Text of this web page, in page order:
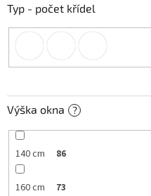
Typ - počet křídel
Výška okna ?
140 cm 86
160 cm 73